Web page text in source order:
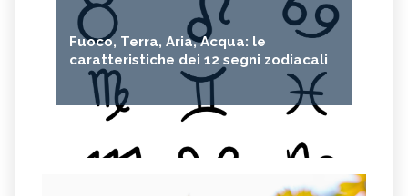
Fuoco, Terra, Aria, Acqua: le
caratteristiche dei 12 segni zodiacali